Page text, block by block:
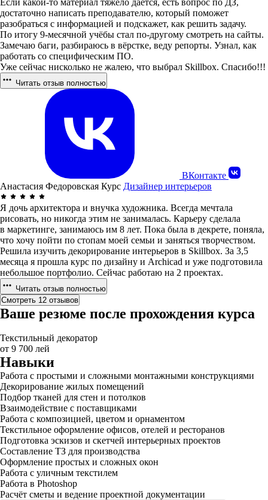
Если какой-то материал тяжело даётся, есть вопрос по ДЗ,
достаточно написать преподавателю, который поможет
разобраться с информацией и подскажет, как решить задачу.
По итогу 9-месячной учёбы стал по-другому смотреть на сайты.
Замечаю баги, разбираюсь в вёрстке, веду репорты. Узнал, как
работать со специфическим ПО.
Уже сейчас нисколько не жалею, что выбрал Skillbox. Спасибо!!!
Читать отзыв полностью
ВКонтакте
Анастасия Федоровская Курс Дизайнер интерьеров
Я дочь архитектора и внучка художника. Всегда мечтала
рисовать, но никогда этим не занималась. Карьеру сделала
в маркетинге, занимаюсь им 8 лет. Пока была в декрете, поняла,
что хочу пойти по стопам моей семьи и заняться творчеством.
Решила изучить декорирование интерьеров в Skillbox. За 3,5
месяца я прошла курс по дизайну и Archicad и уже подготовила
небольшое портфолио. Сейчас работаю на 2 проектах.
Читать отзыв полностью
Смотреть 12 отзывов
Ваше резюме после прохождения курса
Текстильный декоратор
от 9 700 лей
Навыки
Работа с простыми и сложными монтажными конструкциями
Декорирование жилых помещений
Подбор тканей для стен и потолков
Взаимодействие с поставщиками
Работа с композицией, цветом и орнаментом
Текстильное оформление офисов, отелей и ресторанов
Подготовка эскизов и скетчей интерьерных проектов
Составление ТЗ для производства
Оформление простых и сложных окон
Работа с уличным текстилем
Работа в Photoshop
Расчёт сметы и ведение проектной документации